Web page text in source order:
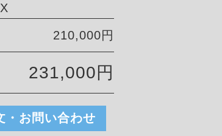
210,000円
231,000円
・お問い合わせ